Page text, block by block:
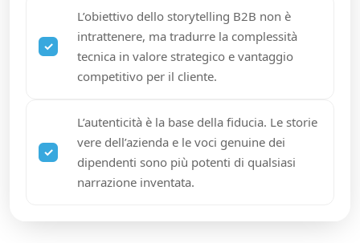
L’obiettivo dello storytelling B2B non è
intrattenere, ma tradurre la complessità
tecnica in valore strategico e vantaggio
competitivo per il cliente.
L’autenticità è la base della fiducia. Le storie
vere dell’azienda e le voci genuine dei
dipendenti sono più potenti di qualsiasi
narrazione inventata.